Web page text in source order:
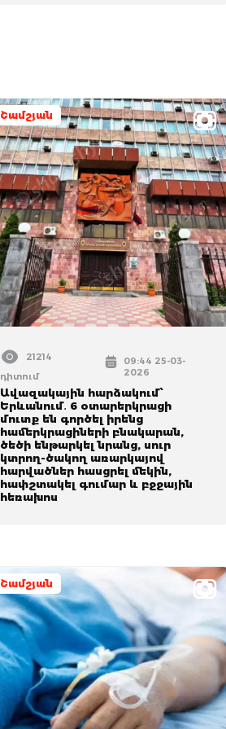
Շամշյան
21214
դիտում
09:44 25-03-
2026
Ավազակային հարձակում՝
Երևանում․ 6 օտարերկրացի
մուտք են գործել իրենց
համերկրացիների բնակարան,
ծեծի ենթարկել նրանց, սուր
կտրող-ծակող առարկայով
հարվածներ հասցրել մեկին,
հափշտակել գումար և բջջային
հեռախոս
Շամշյան